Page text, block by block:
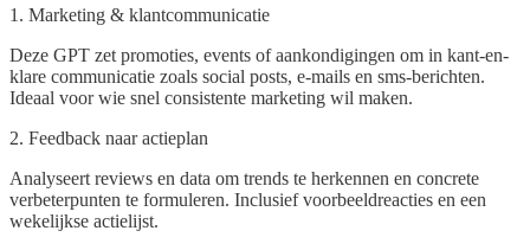
1. Marketing & klantcommunicatie
Deze GPT zet promoties, events of aankondigingen om in kant-en-
klare communicatie zoals social posts, e-mails en sms-berichten.
Ideaal voor wie snel consistente marketing wil maken.
2. Feedback naar actieplan
Analyseert reviews en data om trends te herkennen en concrete
verbeterpunten te formuleren. Inclusief voorbeeldreacties en een
wekelijkse actielijst.